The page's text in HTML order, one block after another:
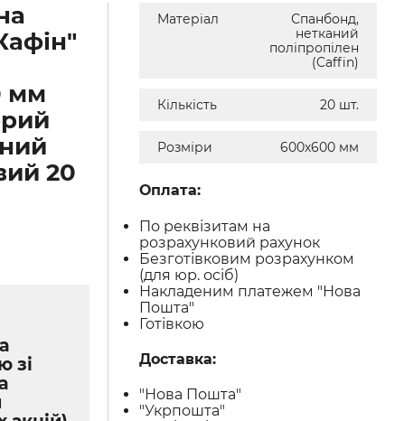
мм
20
зі
Матеріал
Спанбонд,
нетканий
поліпропілен
(Caffin)
Кількість 20 шт.
Розміри 600х600 мм
Оплата:
По реквізитам на
розрахунковий рахунок
Безготівковим розрахунком
(для юр. осіб)
Накладеним платежем "Нова
Пошта"
Готівкою
Доставка:
"Нова Пошта"
"Укрпошта"